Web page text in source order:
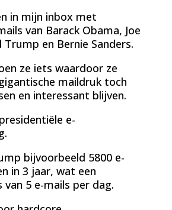
in mijn inbox met
van Barack Obama, Joe
Trump en Bernie Sanders.
ze iets waardoor ze
maildruk toch
en interessant blijven.
e-
bijvoorbeeld 5800 e-
in 3 jaar, wat een
van 5 e-mails per dag.